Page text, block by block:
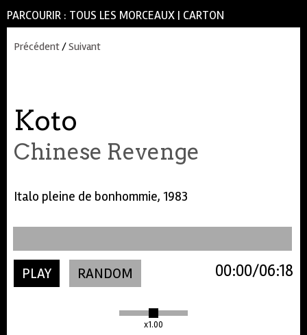
PARCOURIR : TOUS LES MORCEAUX | CARTON
Précédent/Suivant
Koto
Chinese Revenge
Italo pleine de bonhommie, 1983
PLAY RANDOM
x1.00
06:18
00:00